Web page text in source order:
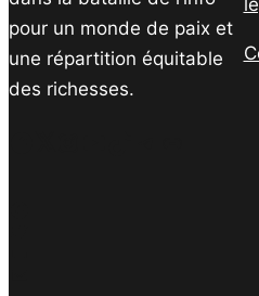
pour un monde de paix et
une répartition équitable
des richesses.